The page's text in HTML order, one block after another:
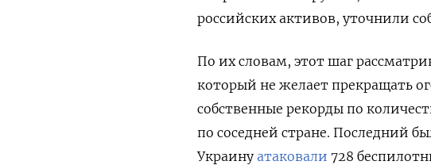
российских активов, уточнили
По их словам, этот шаг
который не желает прекращать
собственные рекорды по
по соседней стране. Последний
Украину атаковали 728